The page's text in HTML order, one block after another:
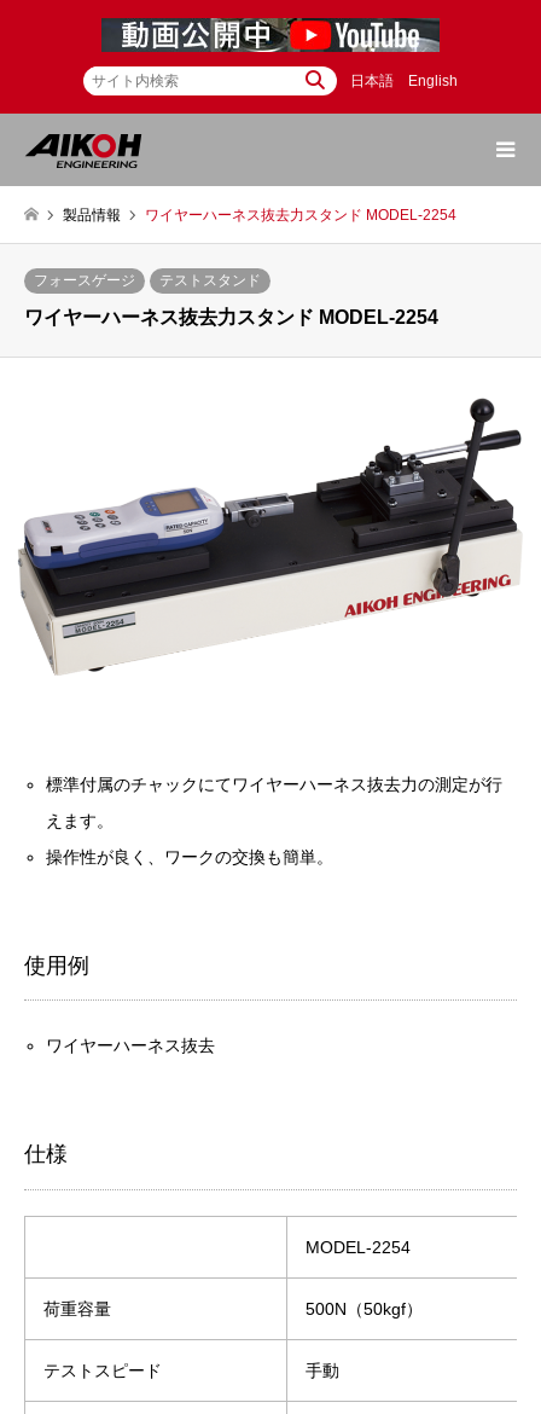
日本語 English
製品情報 ワイヤーハーネス抜去力スタンド MODEL-2254
フォースゲージ テストスタンド
ワイヤーハーネス抜去力スタンド MODEL-2254
標準付属のチャックにてワイヤーハーネス抜去力の測定が行
えます。
操作性が良く、ワークの交換も簡単。
使用例
ワイヤーハーネス抜去
仕様
MODEL-2254
荷重容量 500N（50kgf）
テストスピード 手動